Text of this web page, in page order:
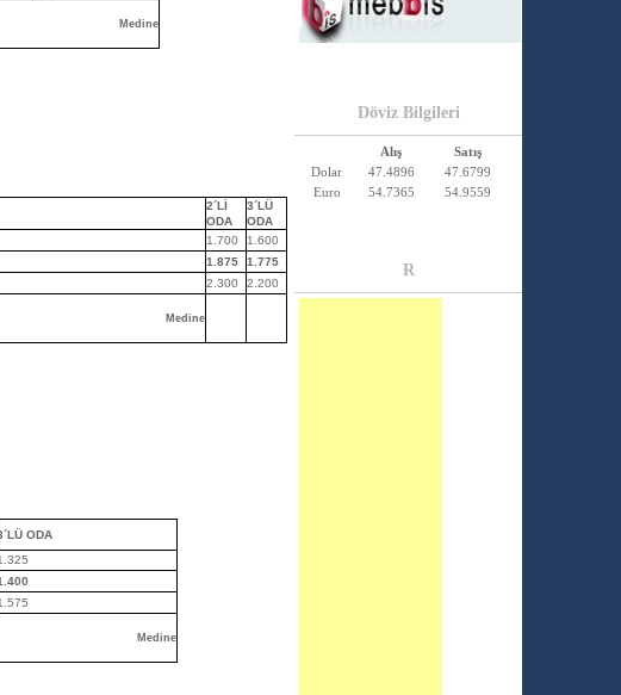
Medine
2´Lİ
ODA
3´LÜ
ODA
1.700
1.600
1.875
1.775
2.300 2.200
Medine
ODA
Medine
Döviz Bilgileri
Alış
Satış
Dolar
47.4896
47.6799
Euro
54.7365 54.9559
R